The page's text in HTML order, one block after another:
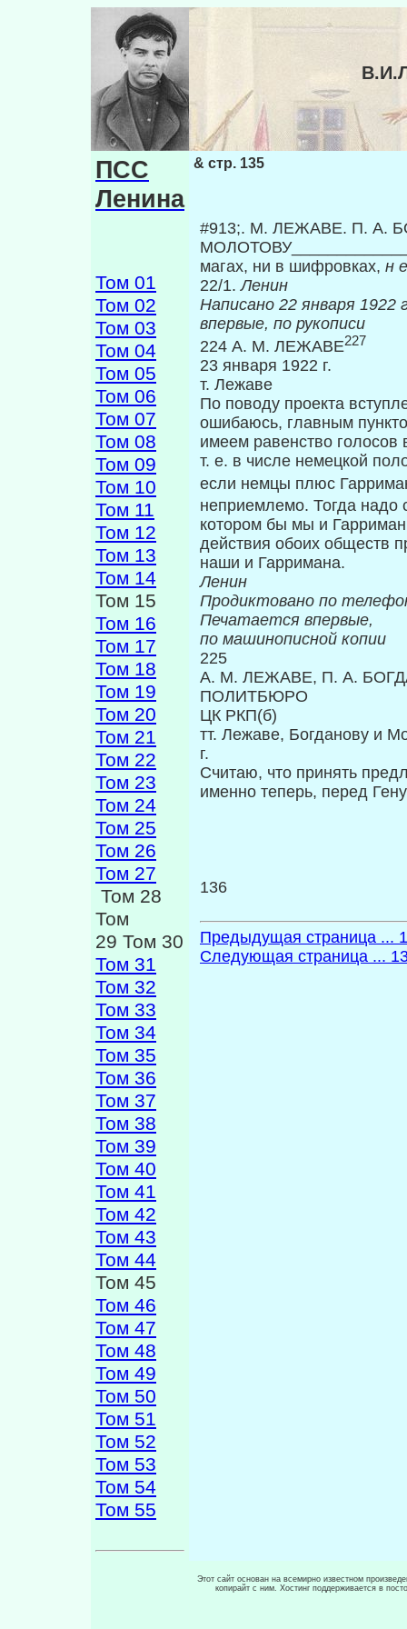
ПСС
Ленина
Том 01
Том 02
Том 03
Том 04
Том 05
Том 06
Том 07
Том 08
Том 09
Том 10
Том 11
Том 12
Том 13
Том 14
Том 15
Том 16
Том 17
Том 18
Том 19
Том 20
Том 21
Том 22
Том 23
Том 24
Том 25
Том 26
Том 27
Том 28
Том
29 Том 30
Том 31
Том 32
Том 33
Том 34
Том 35
Том 36
Том 37
Том 38
Том 39
Том 40
Том 41
Том 42
Том 43
Том 44
Том 45
Том 46
Том 47
Том 48
Том 49
Том 50
Том 51
Том 52
Том 53
Том 54
Том 55
& стр. 135
#913;. Μ. ЛЕЖАВЕ. П. А.
магах, ни в шифровках, н
22/1.Ленин
Написано 22
впервые, по рукописи
224 А. М. ЛЕЖАВЕ227
23 января 1922 г.
т. Лежаве
По поводу проекта
ошибаюсь, главным
имеем равенство
т. е. в числе немецкой
если немцы плюс
неприемлемо. Тогда надо
котором бы мы и
действия обоих обществ
наши и Гар­римана.
Ленин
Продиктовано по
Печатается впервые,
по машинописной копии
225
А. М. ЛЕЖАВЕ, П. А.
ПОЛИТБЮРО
ЦК РКП(б)
тт. Лежаве, Богданову и
г.
Считаю, что принять
именно теперь, перед
136
Предыдущая страница ...
Следующая страница ...
Этот сайт основан на всемирно известном
копирайт с ним. Хостинг поддерживается в